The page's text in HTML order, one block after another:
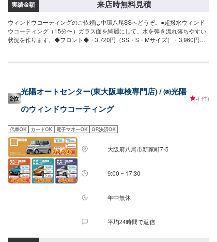
実績金額 来店時無料見積
ウィンドウコーティングのご依頼は中環八尾SSへどうぞ。●超撥水ウィンド
ウコーティング（15分〜）ガラス面を綺麗にして、水を弾き流れ落ちやすい
状況を作ります。◆フロント◆・3,720円（SS・S・Mサイズ）・3,960円
をさまたあげつぎらつく油膜をスッキリ取り去ります。価格は来店時にお問
2位
光陽オートセンター(東大阪車検専門店) / ㈱光陽
のウィンドウコーティング
-(-件)
代車OK カードOK 電子マネーOK QR決済OK
大阪府八尾市新家町7-5
9:00 ~ 17:30
年中無休
平均24時間で返信